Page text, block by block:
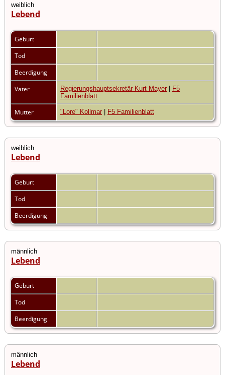
weiblich
Lebend
Geburt
Tod
Beerdigung
Vater
Regierungshauptsekretär Kurt Mayer
F5
Familienblatt
Mutter "Lore" Kollmar F5 Familienblatt
weiblich
Lebend
Geburt
Tod
Beerdigung
männlich
Lebend
Geburt
Tod
Beerdigung
männlich
Lebend